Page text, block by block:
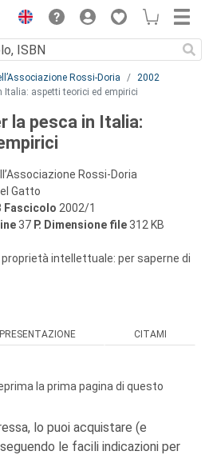
Rossi-Doria
2002
Italia: aspetti teorici ed empirici
la pesca in Italia:
Rossi-Doria
Gatto
Fascicolo 2002/1
37 P. Dimensione file 312 KB
proprietà intellettuale: per saperne di
PRESENTAZIONE CITAMI
la prima pagina di questo
lo puoi acquistare (e
le facili indicazioni per